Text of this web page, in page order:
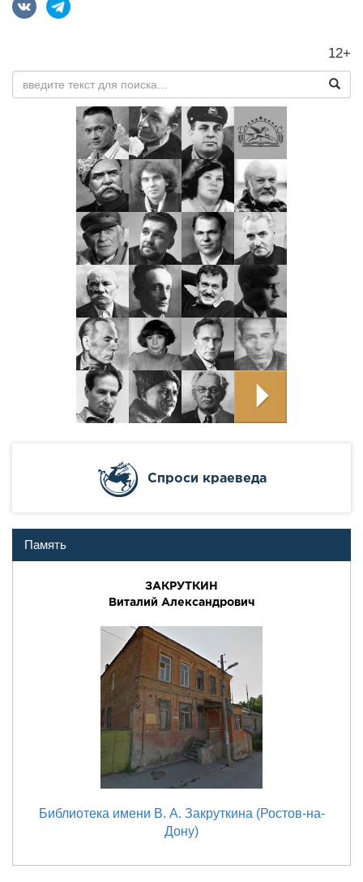
12+
Cпроси краеведа
Память
ЗАКРУТКИН
Виталий Александрович
Библиотека имени В. А. Закруткина (Ростов-на-
Дону)